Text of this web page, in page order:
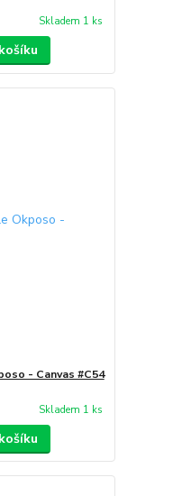
Skladem 1 ks
- Canvas #C54
Skladem 1 ks